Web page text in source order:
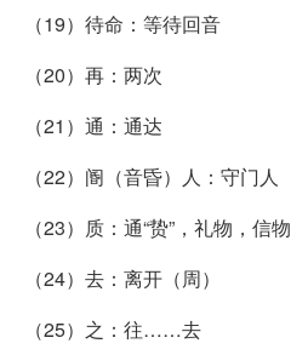
（19）待命：等待回音
（20）再：两次
（21）通：通达
（22）阍（音昏）人：守门人
（23）质：通“贽”，礼物，信物
（24）去：离开（周）
（25）之：往……去